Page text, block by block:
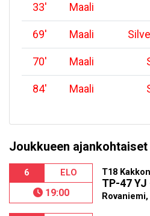
33' Maali
69' Maali
70' Maali
84' Maali
Joukkueen
6 ELO
19:00
T18
TP-47 YJ